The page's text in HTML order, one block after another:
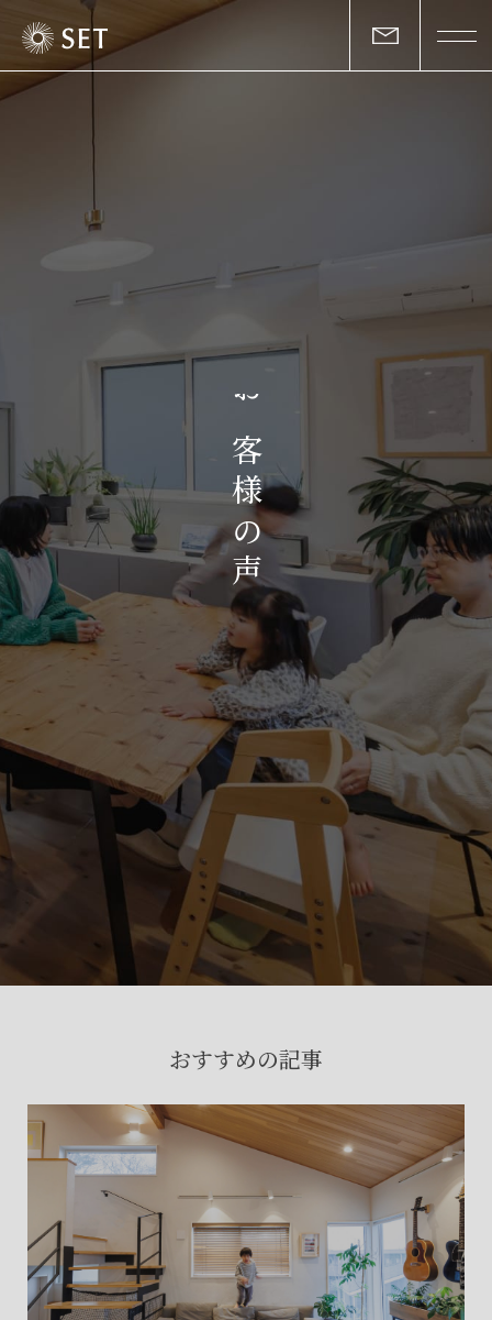
お
客
様
の
声
おすすめの記事
物件一覧
お客様の声
お知らせ・イベント
会社概要・アクセス
スタッフ紹介
プライバシーポリシー
賃貸管理サイトはこちら
会社に関することや物件についての
お問い合わせはこちらから
土地の活用・賃貸経営に関する
ご相談はこちら
関連施設一覧